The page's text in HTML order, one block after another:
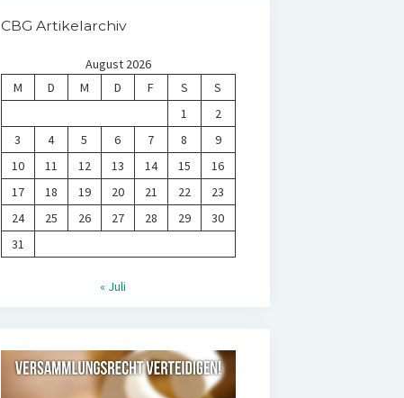
CBG Artikelarchiv
August 2026
M
D M D F S
S
1
2
3
4 5 6 7 8
9
10
11 12 13 14 15
16
17
18 19 20 21 22
23
24
25 26 27 28 29
30
31
« Juli